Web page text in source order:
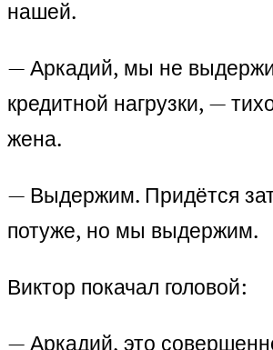
нашей.
— Аркадий, мы не
кредитной нагрузки, —
жена.
— Выдержим. Придётся
потуже, но мы выдержим.
Виктор покачал головой:
— Аркадий, это